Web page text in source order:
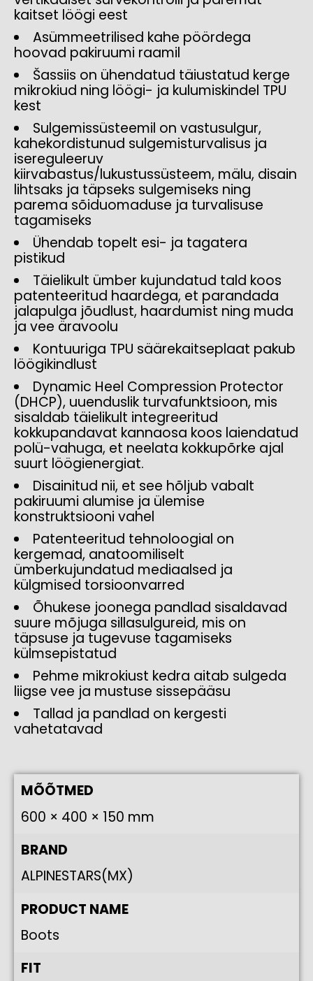
kaitset löögi eest
Asümmeetrilised kahe pöördega
hoovad pakiruumi raamil
Šassiis on ühendatud täiustatud kerge
mikrokiud ning löögi- ja kulumiskindel TPU
kest
Sulgemissüsteemil on vastusulgur,
kahekordistunud sulgemisturvalisus ja
isereguleeruv
kiirvabastus/lukustussüsteem, mälu, disain
lihtsaks ja täpseks sulgemiseks ning
parema sõiduomaduse ja turvalisuse
tagamiseks
Ühendab topelt esi- ja tagatera
pistikud
Täielikult ümber kujundatud tald koos
patenteeritud haardega, et parandada
jalapulga jõudlust, haardumist ning muda
ja vee äravoolu
Kontuuriga TPU säärekaitseplaat pakub
löögikindlust
Dynamic Heel Compression Protector
(DHCP), uuenduslik turvafunktsioon, mis
sisaldab täielikult integreeritud
kokkupandavat kannaosa koos laiendatud
polü-vahuga, et neelata kokkupõrke ajal
suurt löögienergiat.
Disainitud nii, et see hõljub vabalt
pakiruumi alumise ja ülemise
konstruktsiooni vahel
Patenteeritud tehnoloogial on
kergemad, anatoomiliselt
ümberkujundatud mediaalsed ja
külgmised torsioonvarred
Õhukese joonega pandlad sisaldavad
suure mõjuga sillasulgureid, mis on
täpsuse ja tugevuse tagamiseks
külmsepistatud
Pehme mikrokiust kedra aitab sulgeda
liigse vee ja mustuse sissepääsu
Tallad ja pandlad on kergesti
vahetatavad
MÕÕTMED
600 × 400 × 150 mm
BRAND
ALPINESTARS(MX)
PRODUCT NAME
Boots
FIT